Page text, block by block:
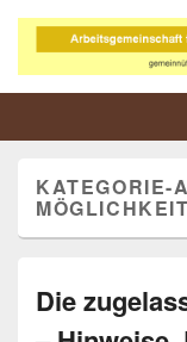
KATEGORIE-
Die